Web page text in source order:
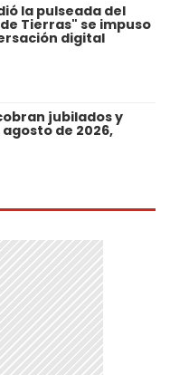
la pulseada del
Tierras" se impuso
digital
jubilados y
de 2026,